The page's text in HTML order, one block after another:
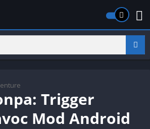
Trigger
Mod Android